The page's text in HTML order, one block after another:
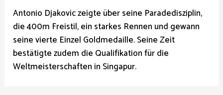
Antonio Djakovic zeigte über seine Paradedisziplin,
die 400m Freistil, ein starkes Rennen und gewann
seine vierte Einzel Goldmedaille. Seine Zeit
bestätigte zudem die Qualifikation für die
Weltmeisterschaften in Singapur.